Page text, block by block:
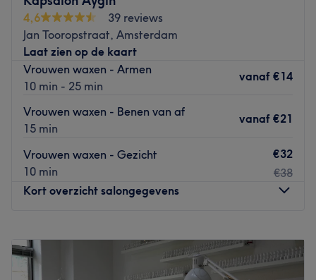
behandelingen volgens de meest innovatieve technieken.
Ze zijn gespecialiseerd in gezichtsbehandelingen,
sugaring en pedicures. Laat je lekker verwennen en kies
uit het brede aanbod van behandelingen. Beauty Field is
aangesloten bij ANBOS. Tevens is Beauty Field ook een
erkend leerbedrijf.
Go to venue
4,6
39 reviews
Jan Tooropstraat, Amsterdam
Laat zien op de kaart
Vrouwen waxen - Armen
10 min - 25 min
vanaf €14
Vrouwen waxen - Benen van af
15 min
vanaf €21
Vrouwen waxen - Gezicht
10 min
€32
€38
Kort overzicht salongegevens
Dinsdag
13:00–17:00
Woensdag
10:00–17:00